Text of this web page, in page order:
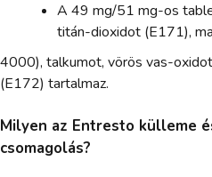
A 49 mg/51 mg-os
titán-dioxidot (E171),
4000), talkumot, vörös vas-
(E172) tartalmaz.
Milyen az Entresto külleme
csomagolás?